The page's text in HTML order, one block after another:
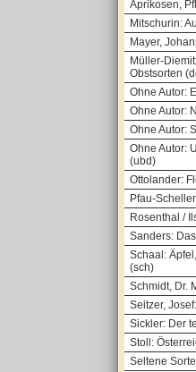
Aprikosen,
Mitschurin:
Mayer,
Müller-
Obstsorten
Ohne Autor:
Ohne Autor:
Ohne Autor:
Ohne Autor:
(ubd)
Ottolander:
Pfau-
Rosenthal /
Sanders:
Schaal:
(sch)
Schmidt, Dr.
Seitzer,
Sickler: Der
Stoll:
Seltene